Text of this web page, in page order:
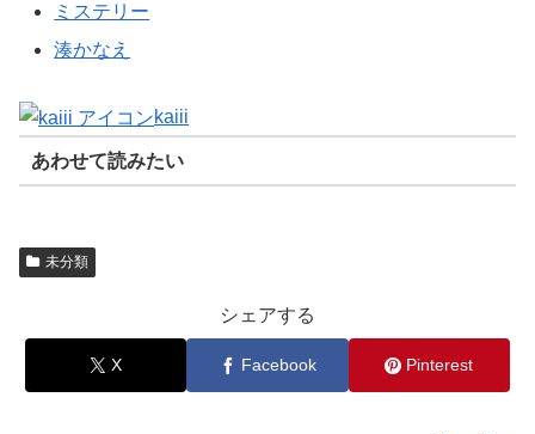
ミステリー
湊かなえ
kaiii
あわせて読みたい
未分類
シェアする
X Facebook Pinterest